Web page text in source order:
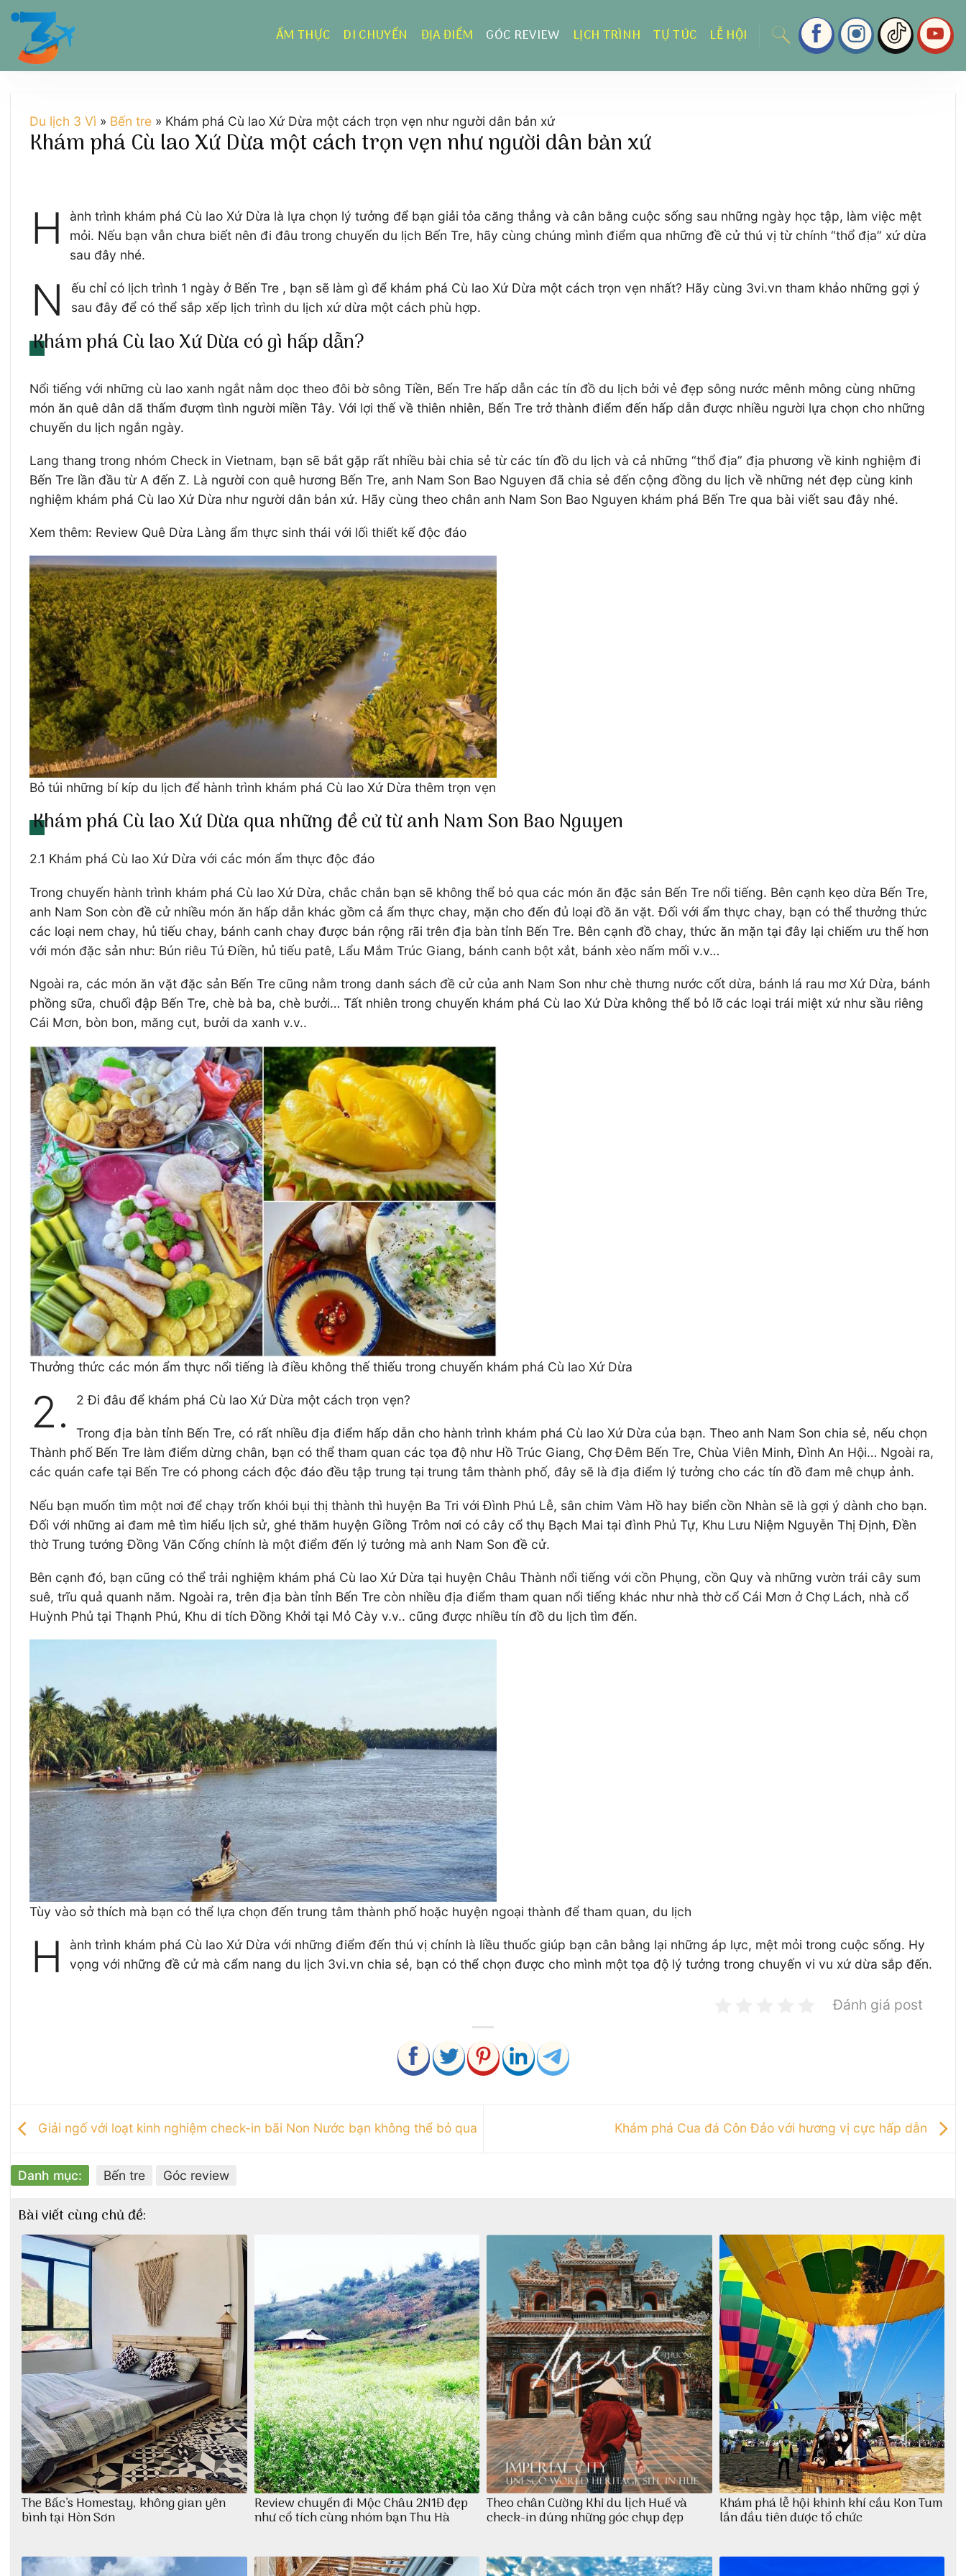
Chuyển
dung
ẨM THỰC DI CHUYỂN ĐỊA ĐIỂM GÓC REVIEW LỊCH TRÌNH TỰ TÚC LỄ HỘI
Du lịch 3 Vì » Bến tre » Khám phá Cù lao Xứ Dừa một cách trọn vẹn như người dân bản xứ
Khám phá Cù lao Xứ Dừa một cách trọn vẹn như người dân bản xứ
H
ành trình khám phá Cù lao Xứ Dừa là lựa chọn lý tưởng để bạn giải tỏa căng thẳng và cân bằng cuộc sống sau những ngày học tập, làm việc mệt
mỏi. Nếu bạn vẫn chưa biết nên đi đâu trong chuyến du lịch Bến Tre, hãy cùng chúng mình điểm qua những đề cử thú vị từ chính “thổ địa” xứ dừa
sau đây nhé.
N
ếu chỉ có lịch trình 1 ngày ở Bến Tre , bạn sẽ làm gì để khám phá Cù lao Xứ Dừa một cách trọn vẹn nhất? Hãy cùng 3vi.vn tham khảo những gợi ý
sau đây để có thể sắp xếp lịch trình du lịch xứ dừa một cách phù hợp.
Khám phá Cù lao Xứ Dừa có gì hấp dẫn?
Nổi tiếng với những cù lao xanh ngắt nằm dọc theo đôi bờ sông Tiền, Bến Tre hấp dẫn các tín đồ du lịch bởi vẻ đẹp sông nước mênh mông cùng những
món ăn quê dân dã thấm đượm tình người miền Tây. Với lợi thế về thiên nhiên, Bến Tre trở thành điểm đến hấp dẫn được nhiều người lựa chọn cho những
chuyến du lịch ngắn ngày.
Lang thang trong nhóm Check in Vietnam, bạn sẽ bắt gặp rất nhiều bài chia sẻ từ các tín đồ du lịch và cả những “thổ địa” địa phương về kinh nghiệm đi
Bến Tre lần đầu từ A đến Z. Là người con quê hương Bến Tre, anh Nam Son Bao Nguyen đã chia sẻ đến cộng đồng du lịch về những nét đẹp cùng kinh
nghiệm khám phá Cù lao Xứ Dừa như người dân bản xứ. Hãy cùng theo chân anh Nam Son Bao Nguyen khám phá Bến Tre qua bài viết sau đây nhé.
Xem thêm: Review Quê Dừa Làng ẩm thực sinh thái với lối thiết kế độc đáo
Bỏ túi những bí kíp du lịch để hành trình khám phá Cù lao Xứ Dừa thêm trọn vẹn
Khám phá Cù lao Xứ Dừa qua những đề cử từ anh Nam Son Bao Nguyen
2.1 Khám phá Cù lao Xứ Dừa với các món ẩm thực độc đáo
Trong chuyến hành trình khám phá Cù lao Xứ Dừa, chắc chắn bạn sẽ không thể bỏ qua các món ăn đặc sản Bến Tre nổi tiếng. Bên cạnh kẹo dừa Bến Tre,
anh Nam Son còn đề cử nhiều món ăn hấp dẫn khác gồm cả ẩm thực chay, mặn cho đến đủ loại đồ ăn vặt. Đối với ẩm thực chay, bạn có thể thưởng thức
các loại nem chay, hủ tiếu chay, bánh canh chay được bán rộng rãi trên địa bàn tỉnh Bến Tre. Bên cạnh đồ chay, thức ăn mặn tại đây lại chiếm ưu thế hơn
với món đặc sản như: Bún riêu Tú Điền, hủ tiếu patê, Lẩu Mắm Trúc Giang, bánh canh bột xắt, bánh xèo nấm mối v.v…
Ngoài ra, các món ăn vặt đặc sản Bến Tre cũng nằm trong danh sách đề cử của anh Nam Son như chè thưng nước cốt dừa, bánh lá rau mơ Xứ Dừa, bánh
phồng sữa, chuối đập Bến Tre, chè bà ba, chè bưởi… Tất nhiên trong chuyến khám phá Cù lao Xứ Dừa không thể bỏ lỡ các loại trái miệt xứ như sầu riêng
Cái Mơn, bòn bon, măng cụt, bưởi da xanh v.v..
Thưởng thức các món ẩm thực nổi tiếng là điều không thế thiếu trong chuyến khám phá Cù lao Xứ Dừa
2. 2 Đi đâu để khám phá Cù lao Xứ Dừa một cách trọn vẹn?
Trong địa bàn tỉnh Bến Tre, có rất nhiều địa điểm hấp dẫn cho hành trình khám phá Cù lao Xứ Dừa của bạn. Theo anh Nam Son chia sẻ, nếu chọn
Thành phố Bến Tre làm điểm dừng chân, bạn có thể tham quan các tọa độ như Hồ Trúc Giang, Chợ Đêm Bến Tre, Chùa Viên Minh, Đình An Hội… Ngoài ra,
các quán cafe tại Bến Tre có phong cách độc đáo đều tập trung tại trung tâm thành phố, đây sẽ là địa điểm lý tưởng cho các tín đồ đam mê chụp ảnh.
Nếu bạn muốn tìm một nơi để chạy trốn khói bụi thị thành thì huyện Ba Tri với Đình Phú Lễ, sân chim Vàm Hồ hay biển cồn Nhàn sẽ là gợi ý dành cho bạn.
Đối với những ai đam mê tìm hiểu lịch sử, ghé thăm huyện Giồng Trôm nơi có cây cổ thụ Bạch Mai tại đình Phủ Tự, Khu Lưu Niệm Nguyễn Thị Định, Đền
thờ Trung tướng Đồng Văn Cống chính là một điểm đến lý tưởng mà anh Nam Son đề cử.
Bên cạnh đó, bạn cũng có thể trải nghiệm khám phá Cù lao Xứ Dừa tại huyện Châu Thành nổi tiếng với cồn Phụng, cồn Quy và những vườn trái cây sum
suê, trĩu quả quanh năm. Ngoài ra, trên địa bàn tỉnh Bến Tre còn nhiều địa điểm tham quan nổi tiếng khác như nhà thờ cổ Cái Mơn ở Chợ Lách, nhà cổ
Huỳnh Phủ tại Thạnh Phú, Khu di tích Đồng Khởi tại Mỏ Cày v.v.. cũng được nhiều tín đồ du lịch tìm đến.
Tùy vào sở thích mà bạn có thể lựa chọn đến trung tâm thành phố hoặc huyện ngoại thành để tham quan, du lịch
H
ành trình khám phá Cù lao Xứ Dừa với những điểm đến thú vị chính là liều thuốc giúp bạn cân bằng lại những áp lực, mệt mỏi trong cuộc sống. Hy
vọng với những đề cử mà cẩm nang du lịch 3vi.vn chia sẻ, bạn có thể chọn được cho mình một tọa độ lý tưởng trong chuyến vi vu xứ dừa sắp đến.
Đánh giá post
Giải ngố với loạt kinh nghiệm check-in bãi Non Nước bạn không thể bỏ qua Khám phá Cua đá Côn Đảo với hương vị cực hấp dẫn
Danh mục: Bến tre Góc review
Bài viết cùng chủ đề:
The Bấc’s Homestay, không gian yên
bình tại Hòn Sơn
Review chuyến đi Mộc Châu 2N1Đ đẹp
như cổ tích cùng nhóm bạn Thu Hà
Theo chân Cường Khỉ du lịch Huế và
check-in đúng những góc chụp đẹp
Khám phá lễ hội khinh khí cầu Kon Tum
lần đầu tiên được tổ chức